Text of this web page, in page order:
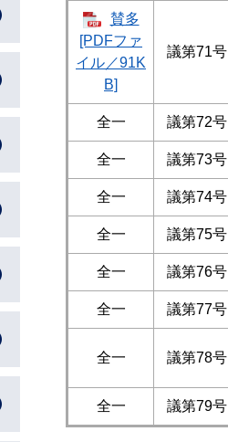
賛多
[PDFファ
イル／91K
B]
議第71号
全一 議第72号
全一 議第73号
全一 議第74号
全一 議第75号
全一 議第76号
全一 議第77号
全一 議第78号
全一 議第79号